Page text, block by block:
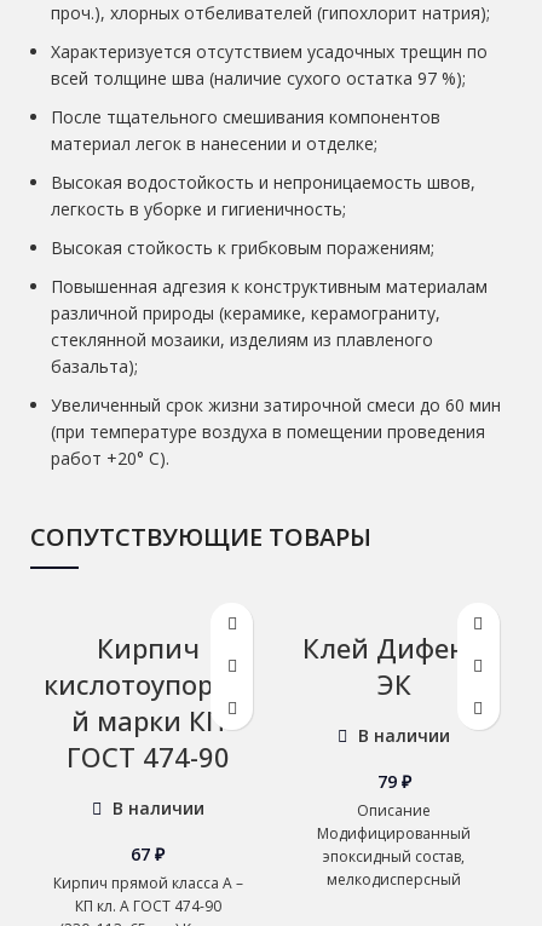
проч.), хлорных отбеливателей (гипохлорит натрия);
Характеризуется отсутствием усадочных трещин по
всей толщине шва (наличие сухого остатка 97 %);
После тщательного смешивания компонентов
материал легок в нанесении и отделке;
Высокая водостойкость и непроницаемость швов,
легкость в уборке и гигиеничность;
Высокая стойкость к грибковым поражениям;
Повышенная адгезия к конструктивным материалам
различной природы (керамике, керамограниту,
стеклянной мозаики, изделиям из плавленого
базальта);
Увеличенный срок жизни затирочной смеси до 60 мин
(при температуре воздуха в помещении проведения
работ +20° С).
СОПУТСТВУЮЩИЕ ТОВАРЫ
Кирпич
кислотоупорны
й марки КП
ГОСТ 474-90
В наличии
67 ₽
Кирпич прямой класса А –
КП кл. А ГОСТ 474-90
Клей Дифенс-
ЭК
В наличии
79 ₽
Описание
Модифицированный
эпоксидный состав,
мелкодисперсный